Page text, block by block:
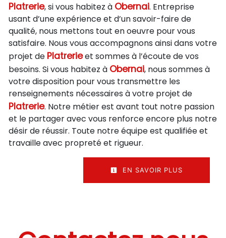
Platrerie, si vous habitez à Obernai. Entreprise
usant d’une expérience et d’un savoir-faire de
qualité, nous mettons tout en oeuvre pour vous
satisfaire. Nous vous accompagnons ainsi dans votre
projet de Platrerieet sommes à l’écoute de vos
besoins. Si vous habitez à Obernai, nous sommes à
votre disposition pour vous transmettre les
renseignements nécessaires à votre projet de
Platrerie. Notre métier est avant tout notre passion
et le partager avec vous renforce encore plus notre
désir de réussir. Toute notre équipe est qualifiée et
travaille avec propreté et rigueur.
EN SAVOIR PLUS